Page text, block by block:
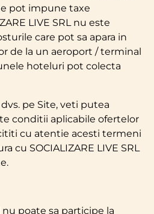
pot impune taxe
LIVE SRL nu este
care pot sa apara in
de la un aeroport / terminal
hoteluri pot colecta
pe Site, veti putea
conditii aplicabile ofertelor
cu atentie acesti termeni
cu SOCIALIZARE LIVE SRL
poate sa participe la